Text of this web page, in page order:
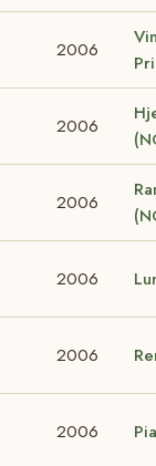
2006
2006
2006
2006
2006
2006